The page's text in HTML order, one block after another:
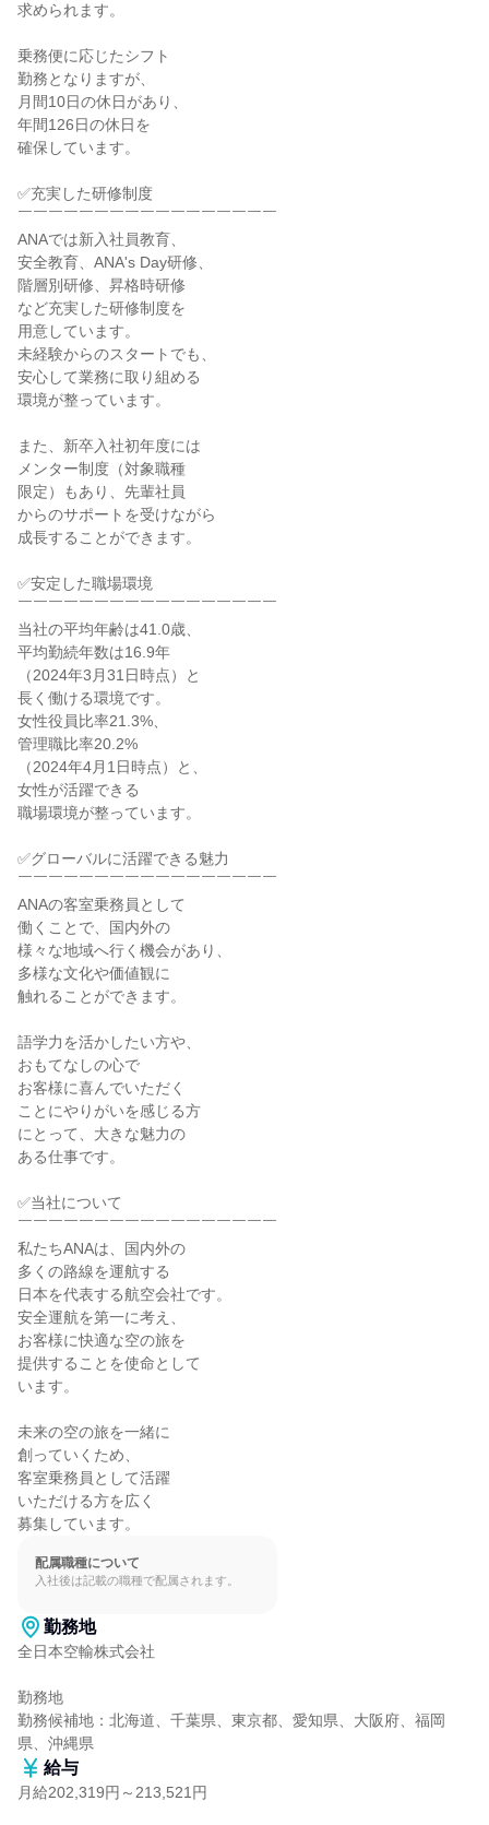
求められます。
乗務便に応じたシフト
勤務となりますが、
月間10日の休日があり、
年間126日の休日を
確保しています。
✅充実した研修制度
￣￣￣￣￣￣￣￣￣￣￣￣￣￣￣￣￣
ANAでは新入社員教育、
安全教育、ANA's Day研修、
階層別研修、昇格時研修
など充実した研修制度を
用意しています。
未経験からのスタートでも、
安心して業務に取り組める
環境が整っています。
また、新卒入社初年度には
メンター制度（対象職種
限定）もあり、先輩社員
からのサポートを受けながら
成長することができます。
✅安定した職場環境
￣￣￣￣￣￣￣￣￣￣￣￣￣￣￣￣￣
当社の平均年齢は41.0歳、
平均勤続年数は16.9年
（2024年3月31日時点）と
長く働ける環境です。
女性役員比率21.3%、
管理職比率20.2%
（2024年4月1日時点）と、
女性が活躍できる
職場環境が整っています。
✅グローバルに活躍できる魅力
￣￣￣￣￣￣￣￣￣￣￣￣￣￣￣￣￣
ANAの客室乗務員として
働くことで、国内外の
様々な地域へ行く機会があり、
多様な文化や価値観に
触れることができます。
語学力を活かしたい方や、
おもてなしの心で
お客様に喜んでいただく
ことにやりがいを感じる方
にとって、大きな魅力の
ある仕事です。
✅当社について
￣￣￣￣￣￣￣￣￣￣￣￣￣￣￣￣￣
私たちANAは、国内外の
多くの路線を運航する
日本を代表する航空会社です。
安全運航を第一に考え、
お客様に快適な空の旅を
提供することを使命として
います。
未来の空の旅を一緒に
創っていくため、
客室乗務員として活躍
いただける方を広く
募集しています。
配属職種について
入社後は記載の職種で配属されます。
勤務地
全日本空輸株式会社
勤務地
勤務候補地：北海道、千葉県、東京都、愛知県、大阪府、福岡
県、沖縄県
給与
月給202,319円～213,521円